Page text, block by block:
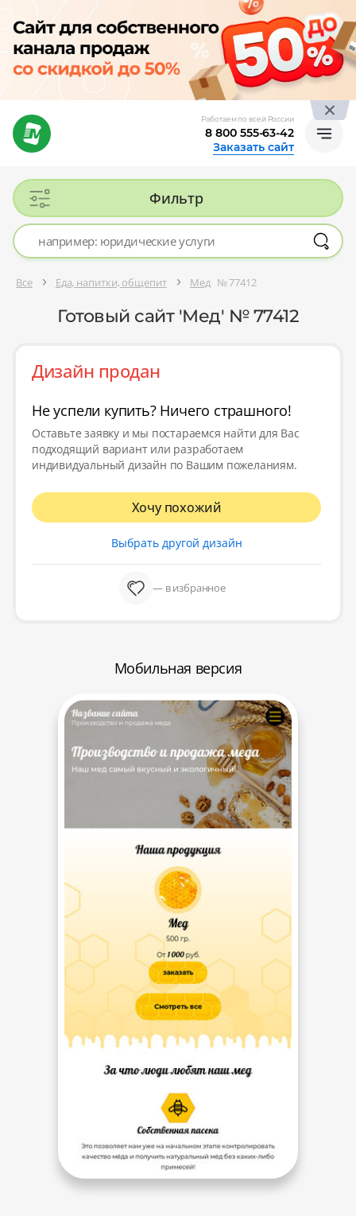
Работаем по всей России
8 800 555-63-42
Заказать сайт
Фильтр
Все Еда, напитки, общепит Мед № 77412
Готовый сайт 'Мед' № 77412
Дизайн продан
Не успели купить? Ничего страшного!
Оставьте заявку и мы постараемся найти для Вас
подходящий вариант или разработаем
индивидуальный дизайн по Вашим пожеланиям.
Хочу похожий
Выбрать другой дизайн
— в избранное
Мобильная версия